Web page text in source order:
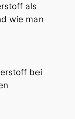
als
wie man
bei